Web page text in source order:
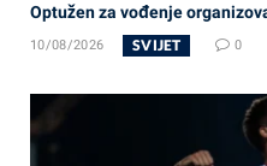
Optužen za vođenje
10/08/2026 SVIJET 0